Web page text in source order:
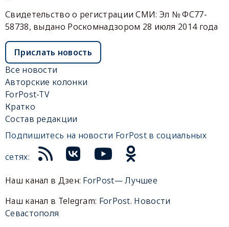
Свидетельство о регистрации СМИ: Эл № ФС77-
58738, выдано Роскомнадзором 28 июля 2014 года
Прислать новость
Все новости
Авторские колонки
ForPost-TV
Кратко
Состав редакции
Подпишитесь на новости ForPost в социальных
сетях:
Наш канал в Дзен: ForPost— Лучшее
Наш канал в Telegram: ForPost. Новости
Севастополя